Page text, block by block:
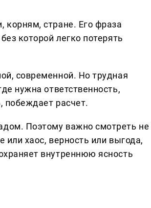
корням, стране. Его фраза
которой легко потерять
современной. Но трудная
нужна ответственность,
побеждает расчет.
Поэтому важно смотреть не
хаос, верность или выгода,
внутреннюю ясность